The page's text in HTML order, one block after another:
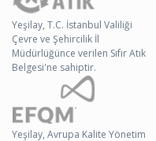
Yeşilay, T.C. İstanbul Valiliği
Çevre ve Şehircilik İl
Müdürlüğünce verilen Sıfır Atık
Belgesi'ne sahiptir.
Yeşilay, Avrupa Kalite Yönetim